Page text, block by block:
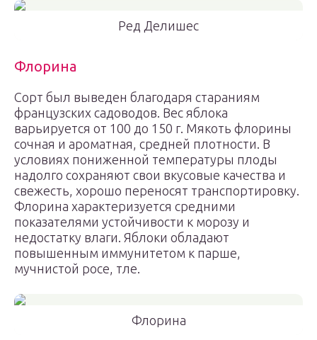
Ред Делишес
Флорина
Сорт был выведен благодаря стараниям
французских садоводов. Вес яблока
варьируется от 100 до 150 г. Мякоть флорины
сочная и ароматная, средней плотности. В
условиях пониженной температуры плоды
надолго сохраняют свои вкусовые качества и
свежесть, хорошо переносят транспортировку.
Флорина характеризуется средними
показателями устойчивости к морозу и
недостатку влаги. Яблоки обладают
повышенным иммунитетом к парше,
мучнистой росе, тле.
Флорина